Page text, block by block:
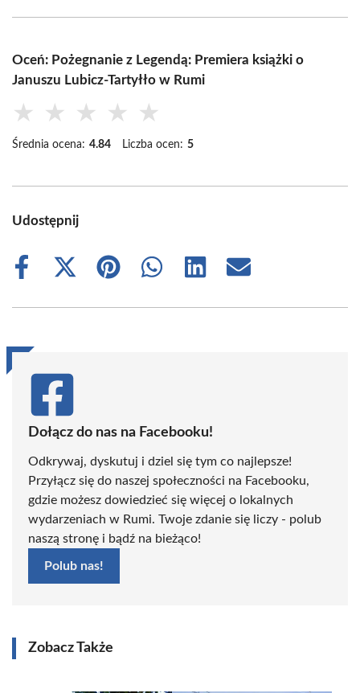
Oceń: Pożegnanie z Legendą: Premiera książki o
Januszu Lubicz-Tartyłło w Rumi
★ ★ ★ ★ ★
Średnia ocena: 4.84 Liczba ocen: 5
Udostępnij
Share
Share
(Twitter)
Share
Share
Share
Share
Dołącz do nas na Facebooku!
Odkrywaj, dyskutuj i dziel się tym co najlepsze!
Przyłącz się do naszej społeczności na Facebooku,
gdzie możesz dowiedzieć się więcej o lokalnych
wydarzeniach w Rumi. Twoje zdanie się liczy - polub
naszą stronę i bądź na bieżąco!
Polub nas!
Zobacz Także